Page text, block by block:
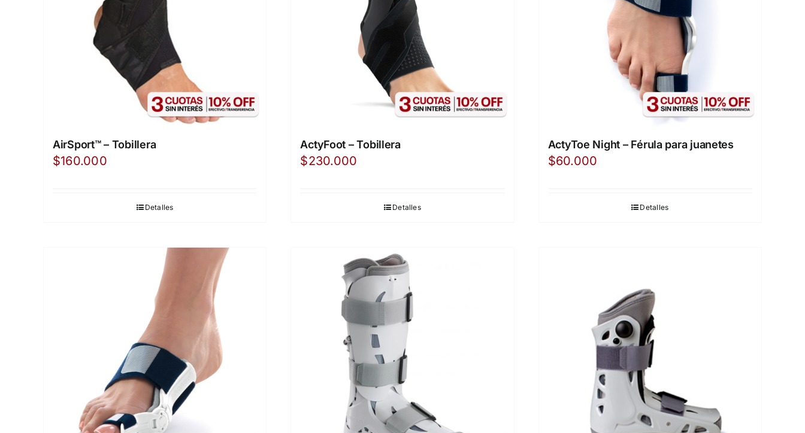
AirSport™ – Tobillera
$160.000
Detalles
ActyFoot – Tobillera
$230.000
Detalles
ActyToe Night – Férula para juanetes
$60.000
Detalles